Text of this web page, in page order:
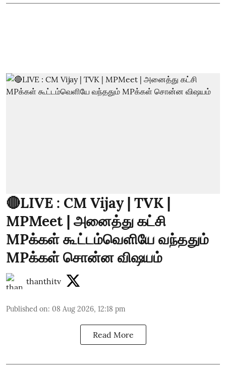
🔴LIVE : CM Vijay | TVK |
MPMeet | அனைத்து கட்சி
MPக்கள் கூட்டம்வெளியே வந்ததும்
MPக்கள் சொன்ன விஷயம்
thanthitv
Published on: 08 Aug 2026, 12:18 pm
Read More